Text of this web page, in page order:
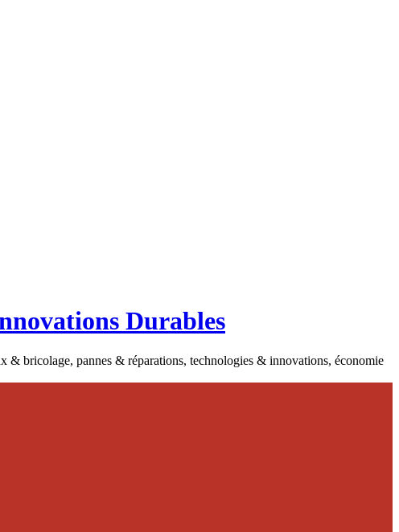
Durables
& bricolage, pannes & réparations, technologies & innovations, économie